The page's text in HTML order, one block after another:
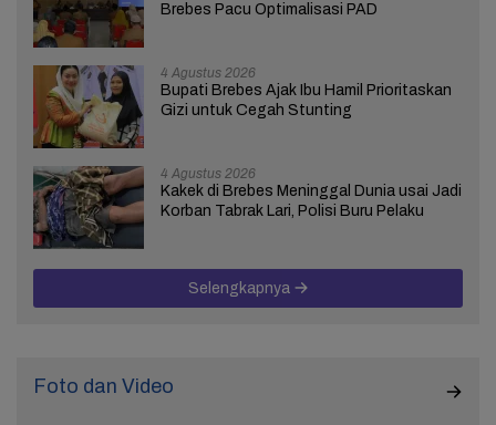
Brebes Pacu Optimalisasi PAD
4 Agustus 2026
Bupati Brebes Ajak Ibu Hamil Prioritaskan
Gizi untuk Cegah Stunting
4 Agustus 2026
Kakek di Brebes Meninggal Dunia usai Jadi
Korban Tabrak Lari, Polisi Buru Pelaku
Selengkapnya
Foto dan Video